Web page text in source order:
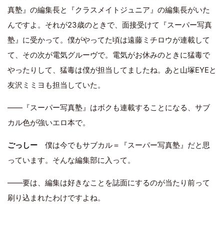
真塾』の編集長と『クラスメイトジュニア』の編集長がいた
んですよ。それが23歳のときで、面接受けて『スーパー写真
塾』に受かって。僕がやってた頃は遠藤ミチロウが連載して
て、その次が電気グルーヴで。電気がお休みのときに猛毒で
やったりして、猛毒は僕が担当してましたね。あと山塚EYEと
友沢ミミヨも担当していた。
――『スーパー写真塾』はボクも連載することになる、サブ
カル色が強いエロ本で。
ごっしー 僕は今でもサブカル＝『スーパー写真塾』だと思
っています。そんな編集部に入って。
――要は、編集は好きなことを誌面にするのが当たり前って
刷り込まれたわけですよね。